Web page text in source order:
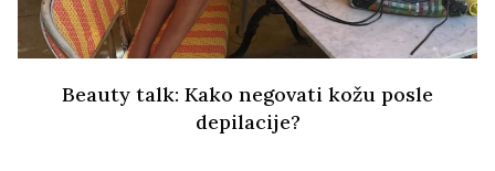
Beauty talk: Kako negovati kožu posle
depilacije?